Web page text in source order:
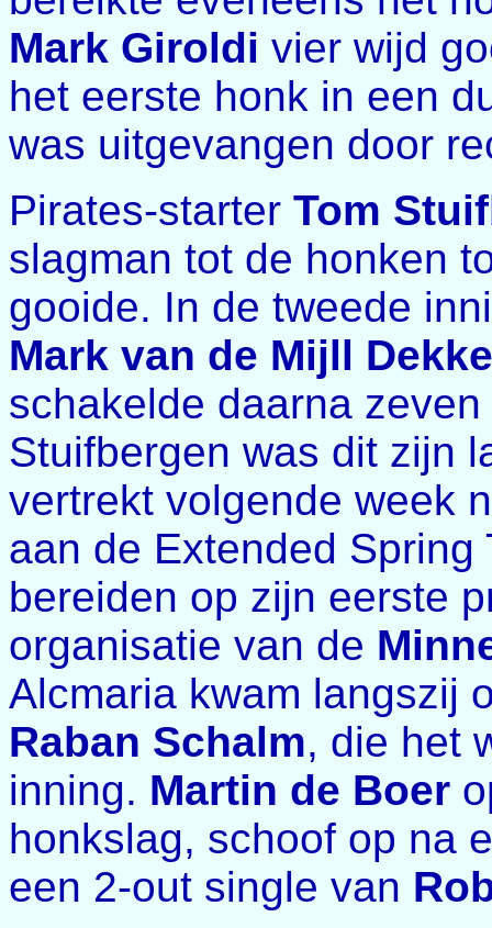
Mark Giroldi vier wijd
het eerste honk in een
was uitgevangen door
Pirates-starter Tom
slagman tot de honken
gooide. In de tweede
Mark van de Mijll
schakelde daarna
Stuifbergen was dit zijn
vertrekt volgende week
aan de Extended
bereiden op zijn eerste
organisatie van de
Alcmaria kwam langszij
Raban Schalm, die het
inning. Martin de Boer
honkslag, schoof op na
een 2-out single van